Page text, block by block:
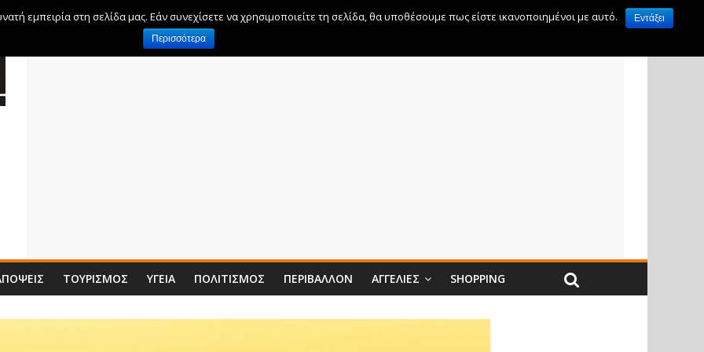
ΤΟΥΡΙΣΜΌΣ ΥΓΕΊΑ ΠΟΛΙΤΙΣΜΌΣ ΠΕΡΙΒΆΛΛΟΝ ΑΓΓΕΛΊΕΣ SHOPPING
εμπειρία στη σελίδα μας. Εάν συνεχίσετε να χρησιμοποιείτε τη σελίδα, θα υποθέσουμε πως είστε ικανοποιημένοι με αυτό.
Εντάξει
Περισσότερα